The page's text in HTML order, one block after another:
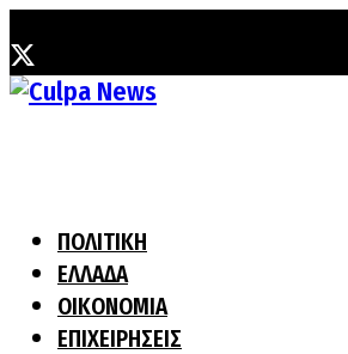
ΠΟΛΙΤΙΚΗ
ΕΛΛΑΔΑ
ΟΙΚΟΝΟΜΙΑ
ΕΠΙΧΕΙΡΗΣΕΙΣ